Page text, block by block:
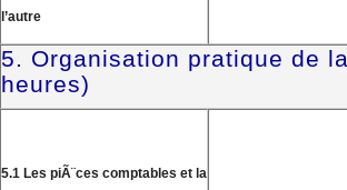
l’autre
5. Organisation pratique de
heures)
5.1 Les piÃ¨ces comptables et la